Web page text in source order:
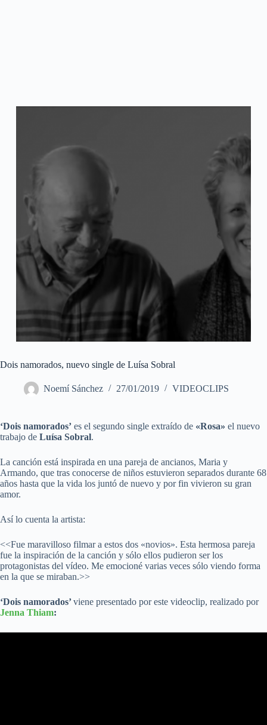
Dois namorados, nuevo single de Luísa Sobral
Noemí Sánchez 27/01/2019 VIDEOCLIPS
‘Dois namorados’ es el segundo single extraído de «Rosa» el nuevo
trabajo de Luísa Sobral.
La canción está inspirada en una pareja de ancianos, Maria y
Armando, que tras conocerse de niños estuvieron separados durante 68
años hasta que la vida los juntó de nuevo y por fin vivieron su gran
amor.
Así lo cuenta la artista:
<<Fue maravilloso filmar a estos dos «novios». Esta hermosa pareja
fue la inspiración de la canción y sólo ellos pudieron ser los
protagonistas del vídeo. Me emocioné varias veces sólo viendo forma
en la que se miraban.>>
‘Dois namorados’viene presentado por este videoclip, realizado por
Jenna Thiam: